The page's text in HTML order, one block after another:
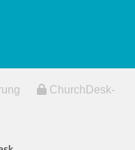
ChurchDesk-